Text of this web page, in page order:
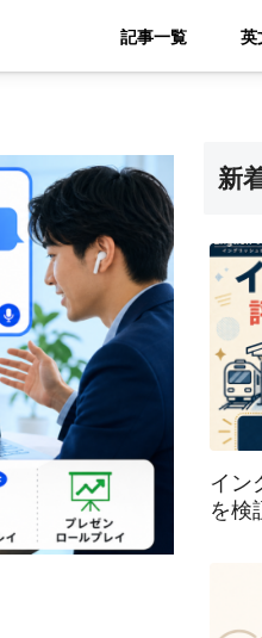
記事一覧
新
イン
を検